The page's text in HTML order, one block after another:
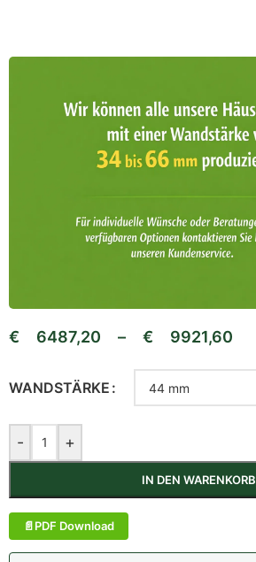
€ 6487,20 – € 9921,60
WANDSTÄRKE
- +
IN DEN WARENKORB
PDF Download